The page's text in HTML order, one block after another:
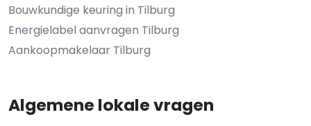
Bouwkundige keuring in Tilburg
Energielabel aanvragen Tilburg
Aankoopmakelaar Tilburg
Algemene lokale vragen